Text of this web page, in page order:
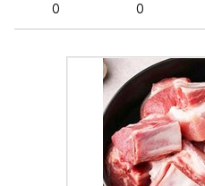
0 0